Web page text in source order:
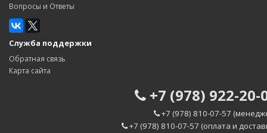
Вопросы и Ответы
Служба поддержки
Обратная связь
Карта сайта
+7 (978) 922-20-
+7 (978) 810-07-57
+7 (978) 810-07-57 (оплата и